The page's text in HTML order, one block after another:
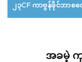
၂၃CF ကာဗွန်ဖိုင်ဘာစ
အခမဲ့ ကု